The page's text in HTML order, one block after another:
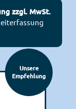
zzgl. MwSt.
Unsere
Empfehlung